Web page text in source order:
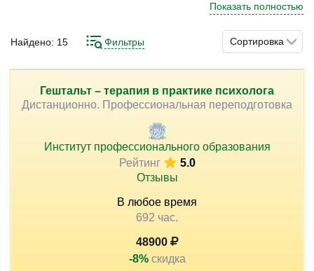
помогает добиться душевного равновесия и
добиваются завершённости в тех ситуациях прошлого
и настоящего, которые нарушают его ментальный
баланс. Владеют и применяют этот метод психологи и
психотерапевты разных направлений. Вы тоже можете
приступить к изучению методики и её применения на
курсах. Они предлагают разнообразные варианты
подготовки для новичков и опытных специалистов.
Показать полностью
Сортировка
Найдено: 15 Фильтры
Гештальт – терапия в практике психолога
Дистанционно. Профессиональная переподготовка
Институт профессионального образования
Рейтинг
5.0
Отзывы
В любое время
692 час.
48900
-8% скидка